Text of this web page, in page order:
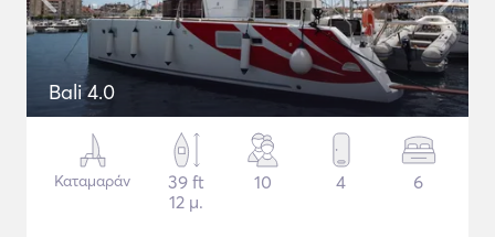
Bali 4.0
Καταμαράν
39 ft
12 μ.
10 4 6